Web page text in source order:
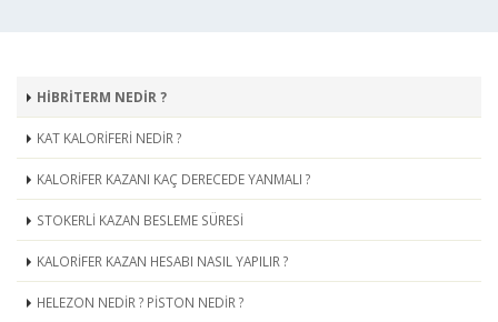
HİBRİTERM NEDİR ?
KAT KALORİFERİ NEDİR ?
KALORİFER KAZANI KAÇ DERECEDE YANMALI ?
STOKERLİ KAZAN BESLEME SÜRESİ
KALORİFER KAZAN HESABI NASIL YAPILIR ?
HELEZON NEDİR ? PİSTON NEDİR ?